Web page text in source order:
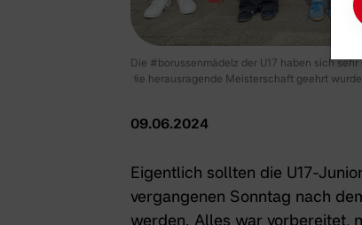
Die #borussenmädelz der U17 haben sich
die herausragende Meisterschaft geehrt
09.06.2024
Eigentlich sollten die U17-
vergangenen Sonntag nach
werden. Alles war vorbereitet,